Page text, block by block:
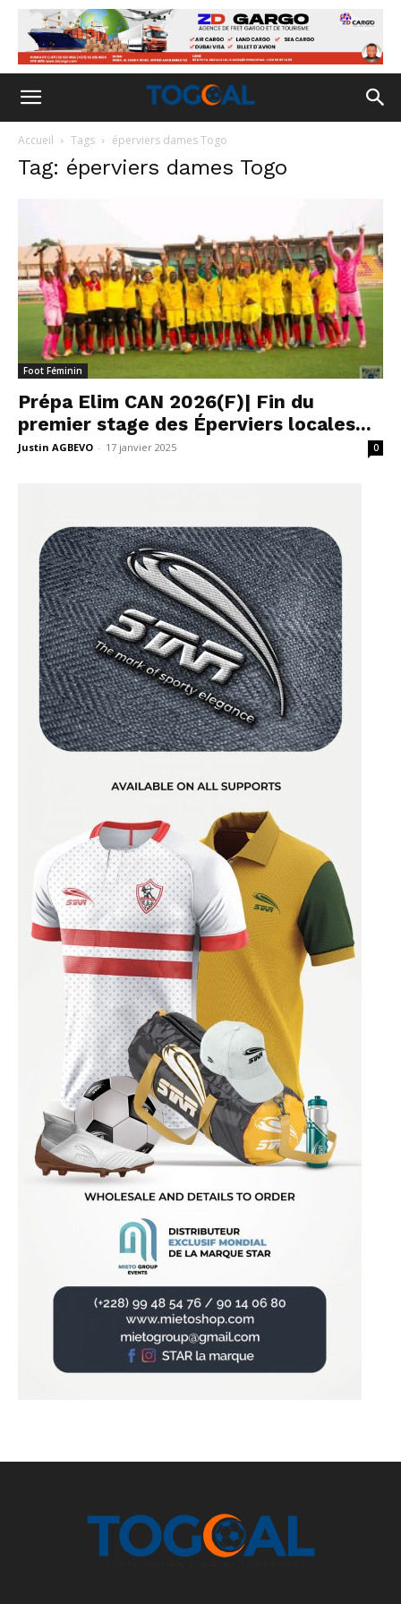
Accueil Tags éperviers dames Togo
Tag: éperviers dames Togo
Foot Féminin
Prépa Elim CAN 2026(F)| Fin du
premier stage des Éperviers locales...
Justin AGBEVO - 17 janvier 2025 0